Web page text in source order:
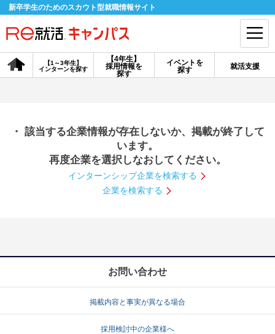
新卒学生のためのスカウト型就職情報サイト
【4年生】
採用情報を
探す
【1～3年生】
インターンを探す
イベントを
探す
就活支援
会員登録 ログイン
探す
【4年生】
説明会を探す
インターンを探す
就活ノウハウ・サポート
就活支援
就活ノウハウが満載！ お役立ち記事・相談室など
・ 該当する企業情報が存在しないか、掲載が終了して
います。
再度企業を選択しなおしてください。
インターンシップ企業を検索する
企業を検索する
お問い合わせ
掲載内容と事実が異なる場合
採用検討中の企業様へ